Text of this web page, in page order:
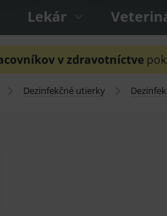
Lekár
v zdravotníctve
Dezinfekčné utierky